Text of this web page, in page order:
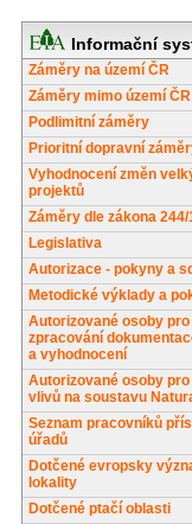
Informační
Záměry na území ČR
Záměry mimo území ČR
Podlimitní záměry
Prioritní dopravní
Vyhodnocení změn
projektů
Záměry dle zákona 244/
Legislativa
Autorizace - pokyny a
Metodické výklady a
Autorizované osoby pro
zpracování
a vyhodnocení
Autorizované osoby
vlivů na soustavu
Seznam pracovníků
úřadů
Dotčené evropsky
lokality
Dotčené ptačí oblasti